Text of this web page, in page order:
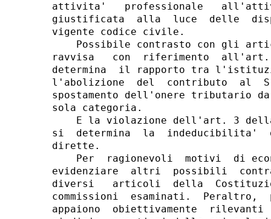
attivita'   professionale
giustificata  alla  luce  delle
vigente codice civile.
Possibile contrasto con gli
ravvisa   con  riferimento
determina  il rapporto tra
l'abolizione  del  contributo  al
spostamento dell'onere tributario
sola categoria.
E la violazione dell'art. 3
si  determina  la  indeducibilita'
dirette.
Per  ragionevoli  motivi  di
evidenziare  altri  possibili
diversi   articoli  della
commissioni  esaminati.
appaiono  obiettivamente